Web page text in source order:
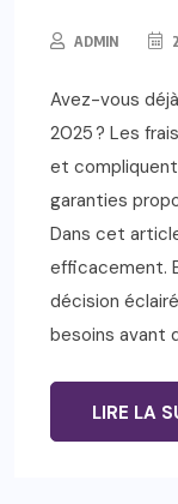
ADMIN
Avez-vous
2025 ? Les
et
garanties
Dans cet
efficacement.
décision
besoins avant
LIRE LA